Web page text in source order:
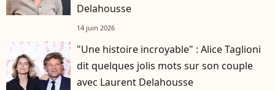
Delahousse
14 juin 2026
"Une histoire incroyable" : Alice Taglioni
dit quelques jolis mots sur son couple
avec Laurent Delahousse